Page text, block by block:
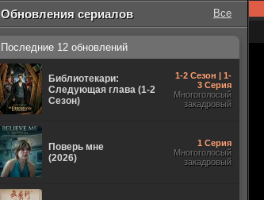
Обновления сериалов Все
Последние 12 обновлений
Библиотекари:
Следующая глава (1-2
Сезон)
1-2 Сезон | 1-
3 Серия
Многоголосый
закадровый
Поверь мне
(2026)
1 Серия
Многоголосый
закадровый